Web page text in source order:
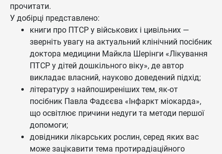
прочитати.
У добірці представлено:
книги про ПТСР у військових і цивільних —
зверніть увагу на актуальний клінічний посібник
доктора медицини Майкла Шерінги «Лікування
ПТСР у дітей дошкільного віку», де автор
викладає власний, науково доведений підхід;
літературу з найпоширеніших тем, як-от
посібник Павла Фадєєва «Інфаркт міокарда»,
що освітлює причини недуги та методи першої
допомоги;
довідники лікарських рослин, серед яких вас
може зацікавити тема протирадіаційного